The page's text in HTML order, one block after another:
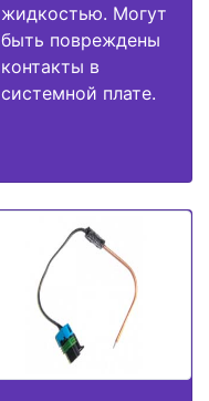
жидкостью. Могут
быть повреждены
контакты в
системной плате.